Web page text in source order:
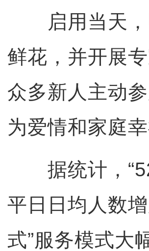
启用当天，
鲜花，并开展
众多新人主动
为爱情和家庭
据统计，
平日日均人数
式”服务模式大